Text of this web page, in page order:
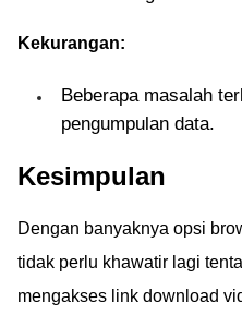
Kekurangan:
Beberapa masalah
pengumpulan data.
Kesimpulan
Dengan banyaknya opsi
tidak perlu khawatir lagi
mengakses link download